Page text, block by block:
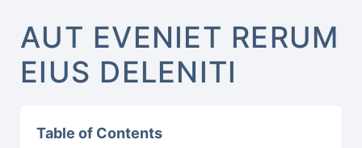
AUT EVENIET RERUM
EIUS DELENITI
Table of Contents